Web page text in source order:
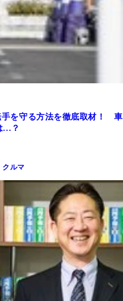
手を守る方法を徹底取材！ 車
...？
クルマ